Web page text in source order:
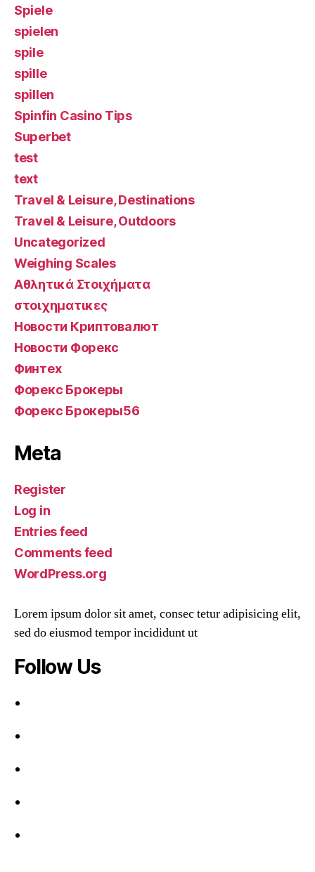
Spiele
spielen
spile
spille
spillen
Spinfin Casino Tips
Superbet
test
text
Travel & Leisure, Destinations
Travel & Leisure, Outdoors
Uncategorized
Weighing Scales
Αθλητικά Στοιχήματα
στοιχηματικες
Новости Криптовалют
Новости Форекс
Финтех
Форекс Брокеры
Форекс Брокеры56
Meta
Register
Log in
Entries feed
Comments feed
WordPress.org
Lorem ipsum dolor sit amet, consec tetur adipisicing elit,
sed do eiusmod tempor incididunt ut
Follow Us